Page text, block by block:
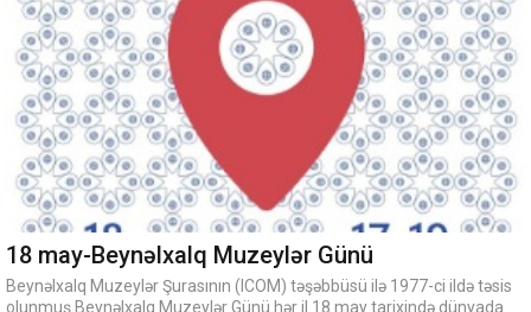
18 may-Beynəlxalq Muzeylər Günü
Beynəlxalq Muzeylər Şurasının (ICOM) təşəbbüsü ilə 1977-ci ildə təsis
olunmuş Beynəlxalq Muzeylər Günü hər il 18 may tarixində dünyada